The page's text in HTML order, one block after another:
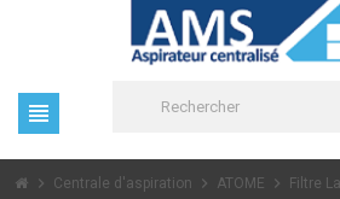
view_headline
chevron_right Centrale d'aspiration chevron_right ATOME chevron_right Filtre